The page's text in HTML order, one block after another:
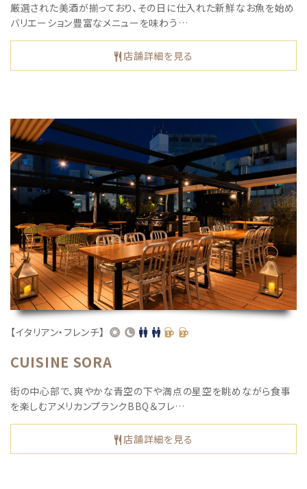
厳選された美酒が揃っており、その日に仕入れた新鮮なお魚を始め
バリエーション豊富なメニューを味わう…
店舗詳細を見る
【イタリアン・フレンチ】
CUISINE SORA
街の中⼼部で、爽やかな⻘空の下や満点の星空を眺めながら⾷事
を楽しむアメリカンプランクBBQ＆フレ…
店舗詳細を見る